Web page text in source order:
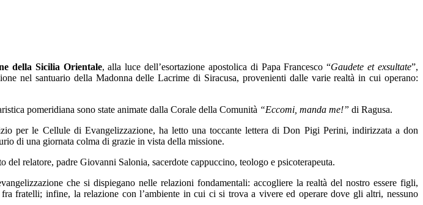
della Sicilia Orientale, alla luce dell’esortazione apostolica di Papa Francesco “Gaudete et exsultate”,
nel santuario della Madonna delle Lacrime di Siracusa, provenienti dalle varie realtà in cui operano:
pomeridiana sono state animate dalla Corale della Comunità “Eccomi, manda me!” di Ragusa.
per le Cellule di Evangelizzazione, ha letto una toccante lettera di Don Pigi Perini, indirizzata a don
di una giornata colma di grazie in vista della missione.
relatore, padre Giovanni Salonia, sacerdote cappuccino, teologo e psicoterapeuta.
che si dispiegano nelle relazioni fondamentali: accogliere la realtà del nostro essere figli,
fratelli; infine, la relazione con l’ambiente in cui ci si trova a vivere ed operare dove gli altri, nessuno